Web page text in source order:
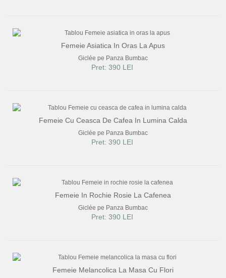
Femeie Asiatica In Oras La Apus
Giclée pe Panza Bumbac
Pret: 390 LEI
Femeie Cu Ceasca De Cafea In Lumina Calda
Giclée pe Panza Bumbac
Pret: 390 LEI
Femeie In Rochie Rosie La Cafenea
Giclée pe Panza Bumbac
Pret: 390 LEI
Femeie Melancolica La Masa Cu Flori